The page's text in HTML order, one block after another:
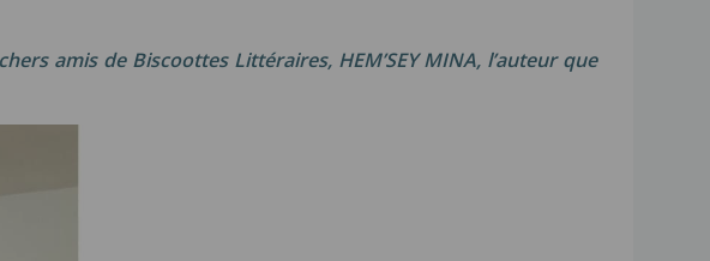
amis de Biscoottes Littéraires, HEM’SEY MINA, l’auteur que